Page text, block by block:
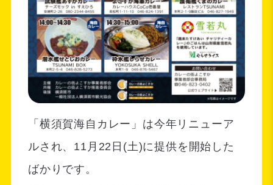
「横須賀海自カレー」は今年リニューア
ルされ、11月22日(土)に提供を開始した
ばかりです。